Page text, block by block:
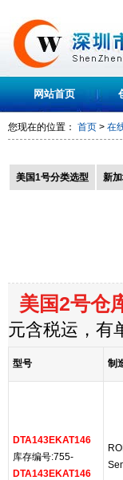
网站首页
您现在的位置： 首页 > 在
美国1号分类选型 新
美国2号仓
元含税运，有
型号 制
DTA143EKAT146
库存编号:755-
DTA143EKAT146